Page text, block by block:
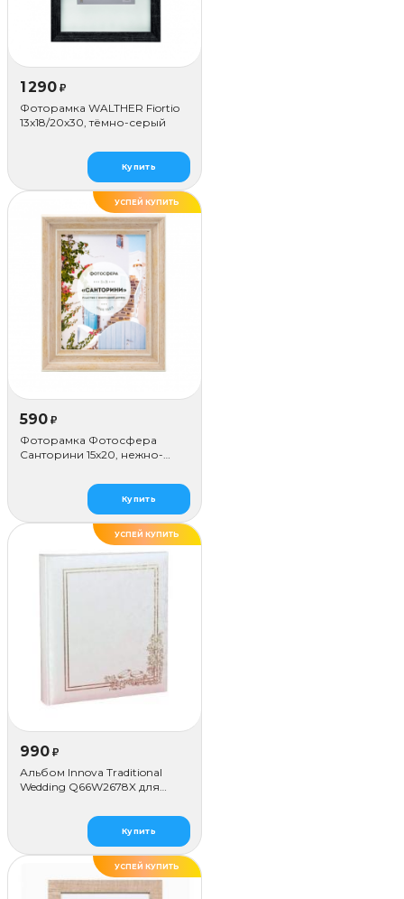
1 290 ₽
Фоторамка WALTHER Fiortio
13x18/20х30, тёмно-серый
Купить
УСПЕЙ КУПИТЬ
ДЕЛАЕМ САМИ
590 ₽
Фоторамка Фотосфера
Санторини 15x20, нежно-
Купить
УСПЕЙ КУПИТЬ
990 ₽
Альбом Innova Traditional
Wedding Q66W2678X для
Купить
УСПЕЙ КУПИТЬ